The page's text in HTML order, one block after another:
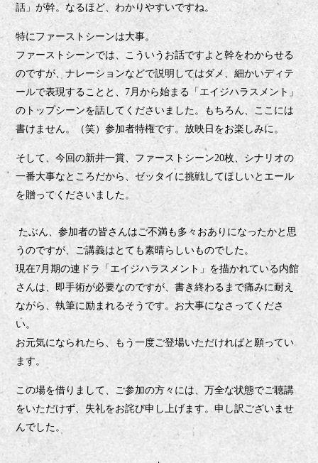
話」が幹。 なるほど、わかりやすいですね。
特にファーストシーンは大事。
ファーストシーンでは、こういうお話ですよと幹をわからせる
のですが、ナレーションなどで説明してはダメ、細かいディテ
ールで表現することと、 7 月から始まる「エイジハラスメント」
のトップシーンを話してくださいました。もちろん、ここには
書けません。（笑）参加者特権です。放映日をお楽しみに。
そして、今回の新井一賞、ファーストシーン20枚、シナリオの
一番大事なところだから、ゼッタイに挑戦してほしいとエール
を贈ってくださいました。
たぶん、参加者の皆さんはご不満も多々おありになったかと思
うのですが、ご講義はとても素晴らしいものでした。
現在7 月期の連ドラ「エイジハラスメント」を描かれている内館
さんは、即手術が必要なのですが、書き終わるまで痛みに耐え
ながら、執筆に励まれるそうです。お大事になさってくださ
い。
お元気になられたら、もう一度ご登場いただければと願ってい
ます。
この場を借りまして、ご参加の方々には、万全な状態でご聴講
をいただけず、失礼をお詫び申し上げます。申し訳ございませ
んでした。